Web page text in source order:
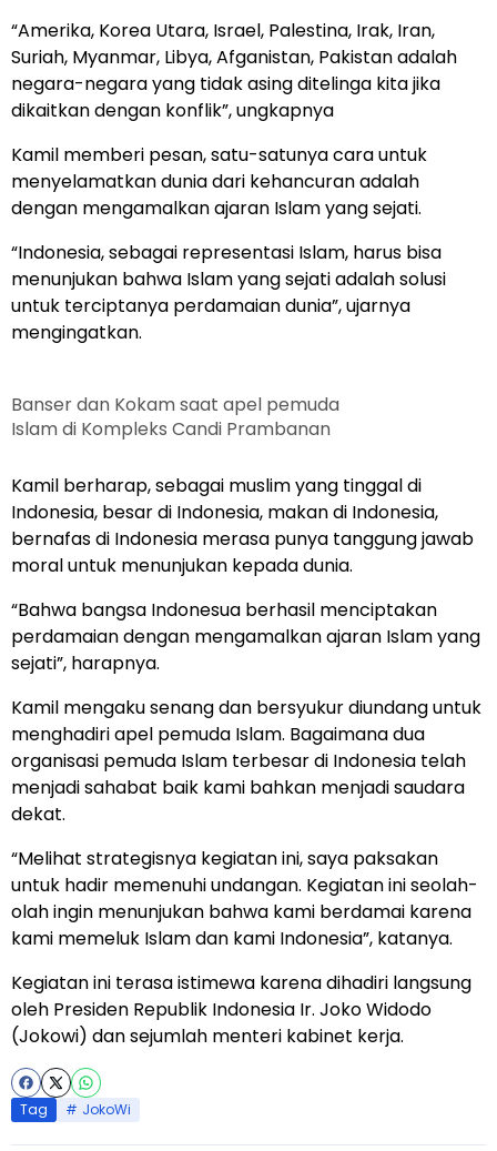
“Amerika, Korea Utara, Israel, Palestina, Irak, Iran,
Suriah, Myanmar, Libya, Afganistan, Pakistan adalah
negara-negara yang tidak asing ditelinga kita jika
dikaitkan dengan konflik”, ungkapnya
Kamil memberi pesan, satu-satunya cara untuk
menyelamatkan dunia dari kehancuran adalah
dengan mengamalkan ajaran Islam yang sejati.
“Indonesia, sebagai representasi Islam, harus bisa
menunjukan bahwa Islam yang sejati adalah solusi
untuk terciptanya perdamaian dunia”, ujarnya
mengingatkan.
Banser dan Kokam saat apel pemuda
Islam di Kompleks Candi Prambanan
Kamil berharap, sebagai muslim yang tinggal di
Indonesia, besar di Indonesia, makan di Indonesia,
bernafas di Indonesia merasa punya tanggung jawab
moral untuk menunjukan kepada dunia.
“Bahwa bangsa Indonesua berhasil menciptakan
perdamaian dengan mengamalkan ajaran Islam yang
sejati”, harapnya.
Kamil mengaku senang dan bersyukur diundang untuk
menghadiri apel pemuda Islam. Bagaimana dua
organisasi pemuda Islam terbesar di Indonesia telah
menjadi sahabat baik kami bahkan menjadi saudara
dekat.
“Melihat strategisnya kegiatan ini, saya paksakan
untuk hadir memenuhi undangan. Kegiatan ini seolah-
olah ingin menunjukan bahwa kami berdamai karena
kami memeluk Islam dan kami Indonesia”, katanya.
Kegiatan ini terasa istimewa karena dihadiri langsung
oleh Presiden Republik Indonesia Ir. Joko Widodo
(Jokowi) dan sejumlah menteri kabinet kerja.
Tag JokoWi